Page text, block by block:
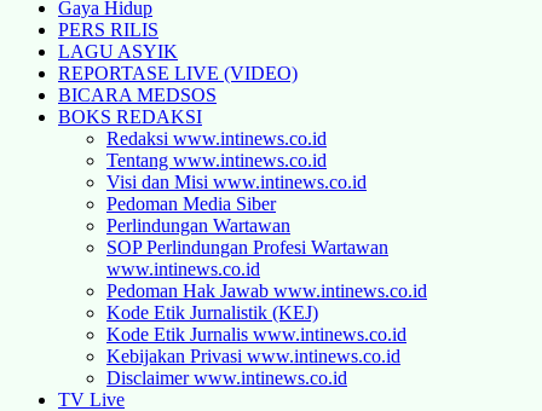
Gaya Hidup
PERS RILIS
LAGU ASYIK
REPORTASE LIVE (VIDEO)
BICARA MEDSOS
BOKS REDAKSI
Redaksi www.intinews.co.id
Tentang www.intinews.co.id
Visi dan Misi www.intinews.co.id
Pedoman Media Siber
Perlindungan Wartawan
SOP Perlindungan Profesi Wartawan
www.intinews.co.id
Pedoman Hak Jawab www.intinews.co.id
Kode Etik Jurnalistik (KEJ)
Kode Etik Jurnalis www.intinews.co.id
Kebijakan Privasi www.intinews.co.id
Disclaimer www.intinews.co.id
TV Live